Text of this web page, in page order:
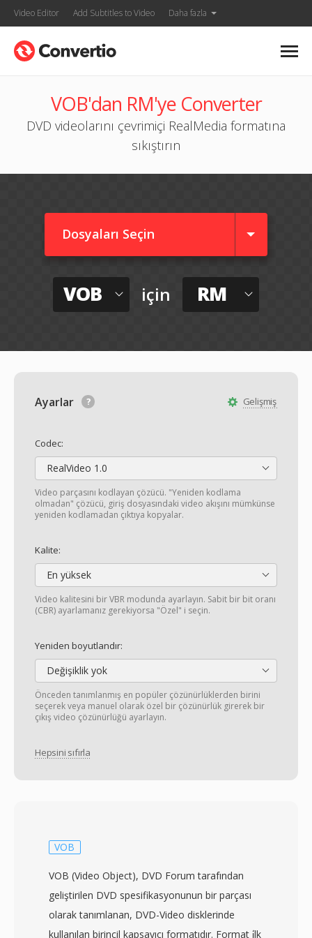
Video Editor Add Subtitles to Video Daha fazla
VOB'dan RM'ye Converter
DVD videolarını çevrimiçi RealMedia formatına
sıkıştırın
Dosyaları Seçin
VOB için RM
Gelişmiş
Ayarlar
Codec:
RealVideo 1.0
Video parçasını kodlayan çözücü. "Yeniden kodlama
olmadan" çözücü, giriş dosyasındaki video akışını mümkünse
yeniden kodlamadan çıktıya kopyalar.
Kalite:
En yüksek
Video kalitesini bir VBR modunda ayarlayın. Sabit bir bit oranı
(CBR) ayarlamanız gerekiyorsa "Özel" i seçin.
Yeniden boyutlandır:
Değişiklik yok
Önceden tanımlanmış en popüler çözünürlüklerden birini
seçerek veya manuel olarak özel bir çözünürlük girerek bir
çıkış video çözünürlüğü ayarlayın.
Hepsini sıfırla
VOB
VOB (Video Object), DVD Forum tarafından
geliştirilen DVD spesifikasyonunun bir parçası
olarak tanımlanan, DVD-Video disklerinde
kullanılan birincil kapsayıcı formatıdır. Format i̇lk